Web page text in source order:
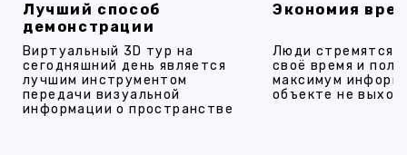
Лучший способ
демонстрации
Виртуальный 3D тур на
сегодняшний день является
лучшим инструментом
передачи визуальной
информации о пространстве
Экономия
Люди стремятся
своё время и
максимум
объекте не